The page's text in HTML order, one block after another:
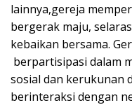
lainnya,gereja
bergerak maju,
kebaikan bersama.
berpartisipasi dalam
sosial dan kerukunan
berinteraksi dengan